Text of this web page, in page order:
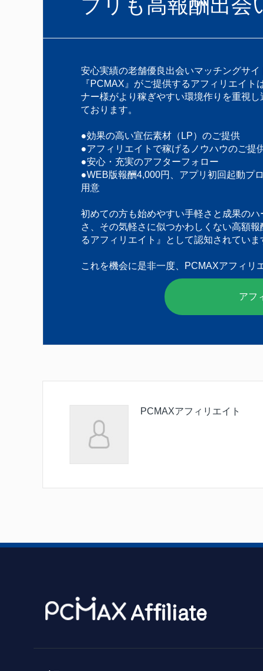
安心実績の老舗優良出会いマッチングサイ
『PCMAX』がご提供するアフィリエイト
ナー様がより稼ぎやすい環境作りを重視し
ております。
●効果の高い宣伝素材（LP）のご提供
●アフィリエイトで稼げるノウハウのご提
●安心・充実のアフターフォロー
●WEB版報酬4,000円、アプリ初回起動プ
用意
初めての方も始めやすい手軽さと成果のハ
さ、その気軽さに似つかわしくない高額報
るアフィリエイト』として認知されていま
これを機会に是非一度、PCMAXアフィリ
アフ
PCMAXアフィリエイト